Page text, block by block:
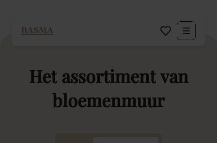
Zakelijk
Decoratie huren
Het assortimentvan
bloemenmuur